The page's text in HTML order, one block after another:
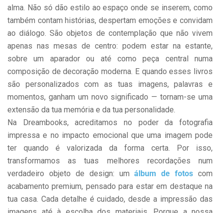
alma. Não só dão estilo ao espaço onde se inserem, como
também contam histórias, despertam emoções e convidam
ao diálogo. São objetos de contemplação que não vivem
apenas nas mesas de centro: podem estar na estante,
sobre um aparador ou até como peça central numa
composição de decoração moderna. E quando esses livros
são personalizados com as tuas imagens, palavras e
momentos, ganham um novo significado — tornam-se uma
extensão da tua memória e da tua personalidade.
Na Dreambooks, acreditamos no poder da fotografia
impressa e no impacto emocional que uma imagem pode
ter quando é valorizada da forma certa. Por isso,
transformamos as tuas melhores recordações num
verdadeiro objeto de design: umálbum de fotos com
acabamento premium, pensado para estar em destaque na
tua casa. Cada detalhe é cuidado, desde a impressão das